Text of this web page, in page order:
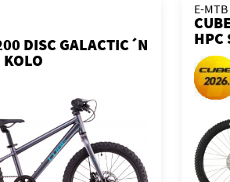
DISC GALACTIC´N
KOLO
E-
HPC